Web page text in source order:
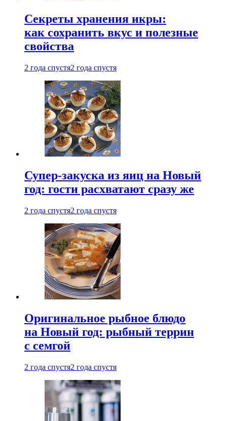
Секреты хранения икры:
как сохранить вкус и полезные
свойства
2 года спустя2 года спустя
Супер-закуска из яиц на Новый
год: гости расхватают сразу же
2 года спустя2 года спустя
Оригинальное рыбное блюдо
на Новый год: рыбный террин
с семгой
2 года спустя2 года спустя